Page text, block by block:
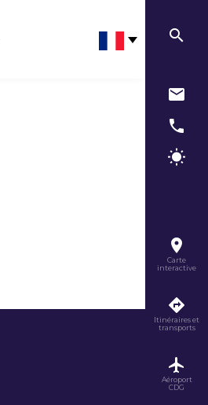
Carte
interactive
Itinéraires et
transports
Aéroport
CDG